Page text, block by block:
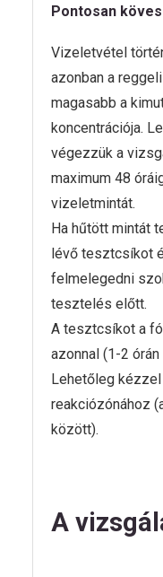
Pontosan
Vizeletvétel
azonban a
magasabb a
koncentrációja.
végezzük a
maximum 48
vizeletmintát.
Ha hűtött mintát
lévő tesztcsíkot
felmelegedni
tesztelés előtt.
A tesztcsíkot a
azonnal (1-2
Lehetőleg
reakciózónához
között).
A